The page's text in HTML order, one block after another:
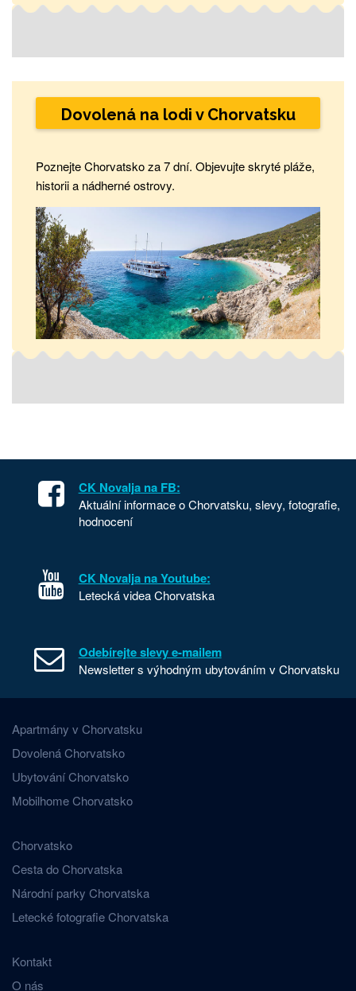
Dovolená na lodi v Chorvatsku
Poznejte Chorvatsko za 7 dní. Objevujte skryté pláže,
historii a nádherné ostrovy.
CK Novalja na FB:
Aktuální informace o Chorvatsku, slevy, fotografie,
hodnocení
CK Novalja na Youtube:
Letecká videa Chorvatska
Odebírejte slevy e-mailem
Newsletter s výhodným ubytováním v Chorvatsku
Apartmány v Chorvatsku
Dovolená Chorvatsko
Ubytování Chorvatsko
Mobilhome Chorvatsko
Chorvatsko
Cesta do Chorvatska
Národní parky Chorvatska
Letecké fotografie Chorvatska
Kontakt
O nás